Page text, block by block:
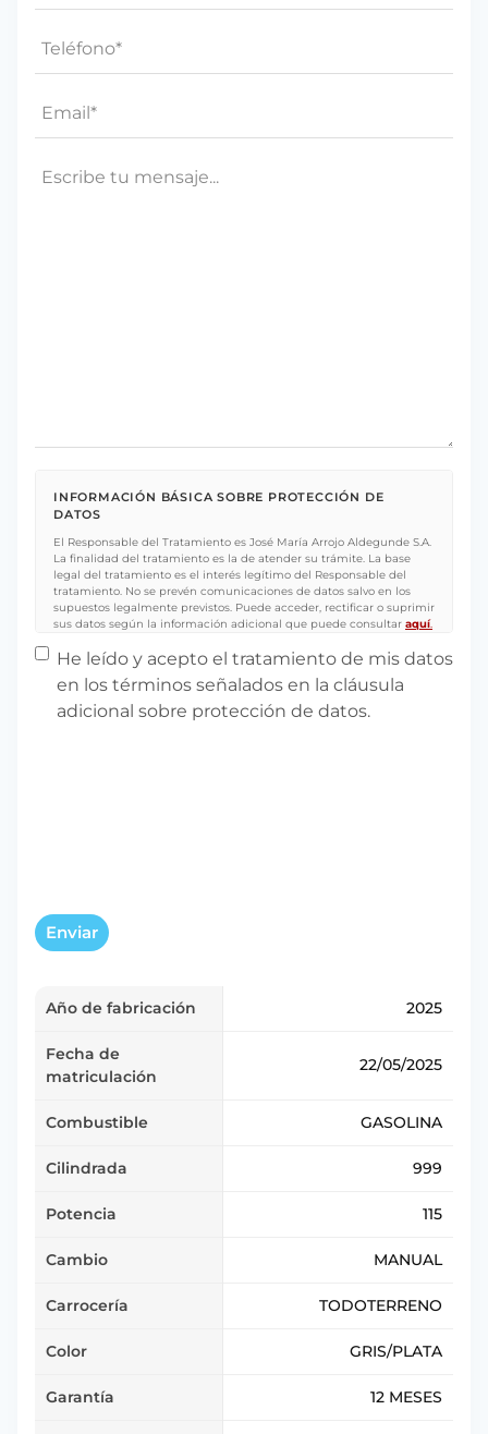
INFORMACIÓN BÁSICA SOBRE PROTECCIÓN DE
DATOS
El Responsable del Tratamiento es José María Arrojo Aldegunde S.A.
La finalidad del tratamiento es la de atender su trámite. La base
legal del tratamiento es el interés legítimo del Responsable del
tratamiento. No se prevén comunicaciones de datos salvo en los
supuestos legalmente previstos. Puede acceder, rectificar o suprimir
sus datos según la información adicional que puede consultar aquí.
Protección de datos*
He leído y acepto el tratamiento de mis datos
en los términos señalados en la cláusula
adicional sobre protección de datos.
Enviar
Año de fabricación 2025
Fecha de
matriculación
22/05/2025
Combustible GASOLINA
Cilindrada 999
Potencia 115
Cambio MANUAL
Carrocería TODOTERRENO
Color GRIS/PLATA
Garantía 12 MESES